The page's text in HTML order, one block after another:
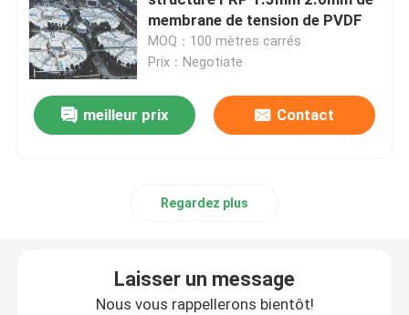
Noeud de cadre de l'espace
mur rideau en aluminium
Lucarne de dôme de toit
membrane de tension de PVDF
MOQ：100 mètres carrés
Prix：Negotiate
meilleur prix Contact
Regardez plus
Laisser un message
Nous vous rappellerons bientôt!